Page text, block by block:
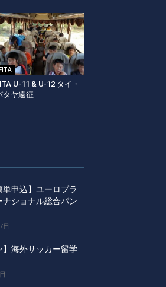
U-11 & U-12 タイ・
タヤ遠征
単申込】ユーロプラ
ナショナル総合パン
日
】海外サッカー留学